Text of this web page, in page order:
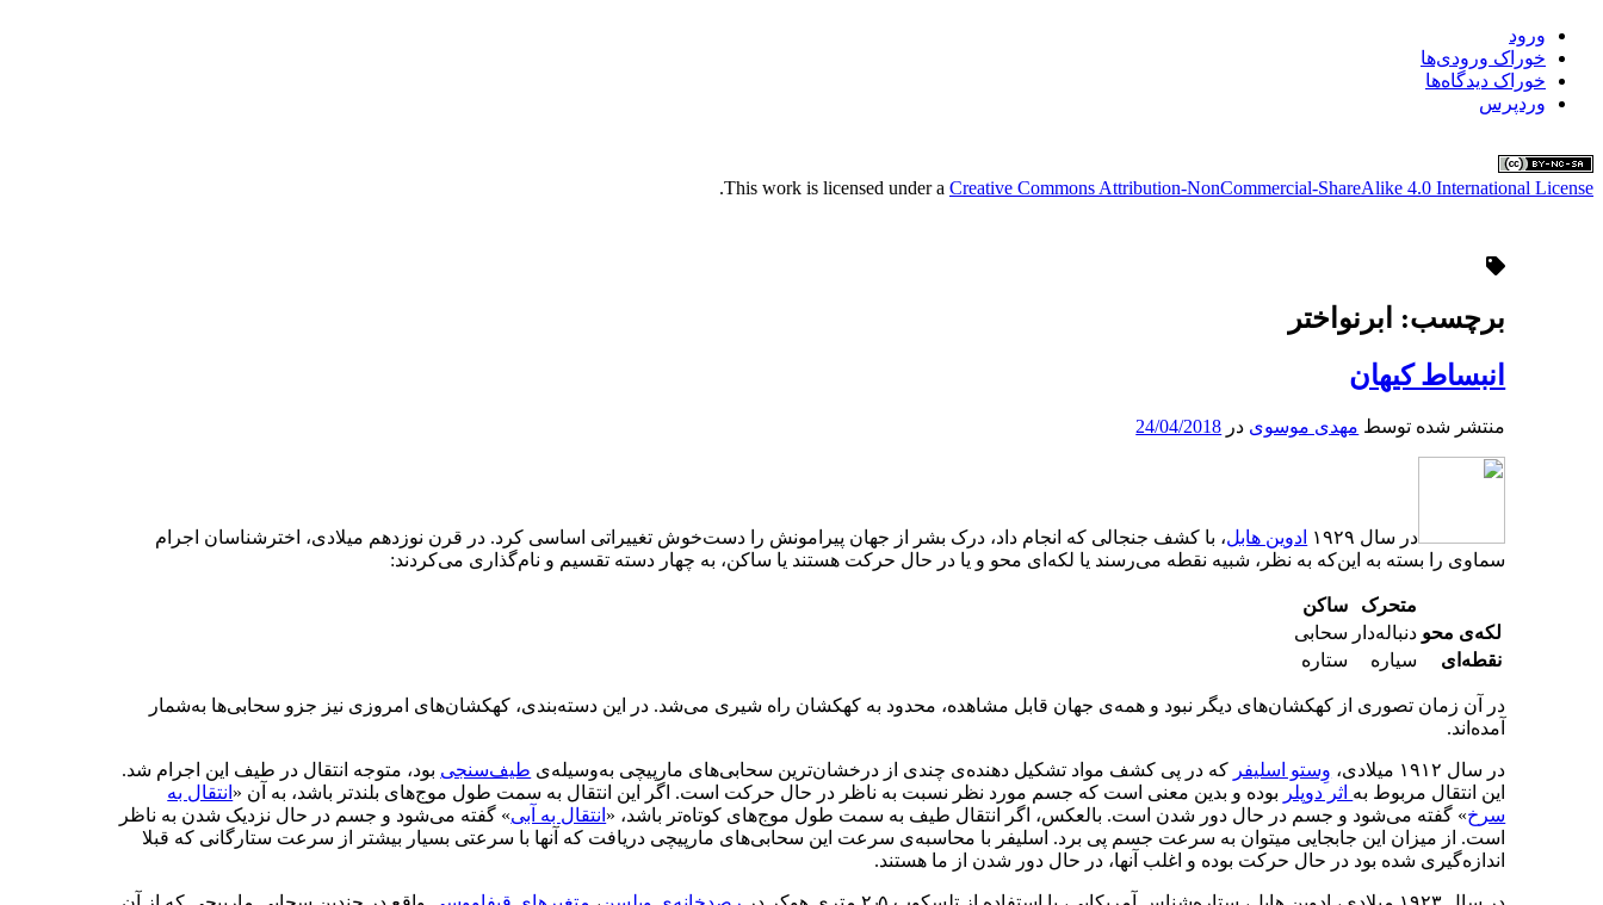
ورود
خوراک ورودی‌ها
خوراک دیدگاه‌ها
وردپرس
This work is licensed under a Creative Commons Attribution-NonCommercial-ShareAlike 4.0 International License
.
برچسب:
ابرنواختر
انبساط کیهان
منتشر شده توسط مهدی موسوی در 24/04/2018
در سال ۱۹۲۹ ادوین هابل، با کشف جنجالی که انجام داد، درک بشر از جهان پیرامونش را دست‌خوش تغییراتی اساسی کرد. در قرن نوزدهم میلادی، اخترشناسان اجرام
سماوی را بسته به این‌که به نظر، شبیه نقطه می‌رسند یا لکه‌ای محو و یا در حال حرکت هستند یا ساکن، به چهار دسته تقسیم و نام‌گذاری می‌کردند:
متحرک
ساکن
لکه‌ی محو دنبالهدار سحابی
نقطه‌‌ای
سیاره ستاره
در آن زمان تصوری از کهکشان‌های دیگر نبود و همه‌ی جهان قابل مشاهده، محدود به کهکشان راه شیری می‌شد. در این دسته‌بندی، کهکشان‌های امروزی نیز جزو سحابی‌ها به‌شمار
آمده‌اند.
در سال ۱۹۱۲ میلادی، وِستو اسلیفر که در پی کشف مواد تشکیل دهنده‌ی چندی از درخشان‌ترین سحابی‌های مارپیچی به‌وسیله‌ی طیف‌سنجی بود، متوجه انتقال در طیف این اجرام شد.
این انتقال مربوط به اثر دوپلر بوده و بدین معنی است که جسم مورد نظر نسبت به ناظر در حال حرکت است. اگر این انتقال به سمت طول موج‌های بلندتر باشد، به آن « انتقال به
سرخ» گفته می‌شود و جسم در حال دور شدن است. بالعکس، اگر انتقال طیف به سمت طول موج‌های کوتاه‌تر باشد، « انتقال به آبی» گفته می‌شود و جسم در حال نزدیک شدن به ناظر
است. از میزان این جابجایی میتوان به سرعت جسم پی برد. اسلیفر با محاسبه‌ی سرعت این سحابی‌های مارپیچی دریافت که آنها با سرعتی بسیار بیشتر از سرعت ستارگانی که قبلا
اندازه‌گیری شده بود در حال حرکت بوده و اغلب آنها، در حال دور شدن از ما هستند.